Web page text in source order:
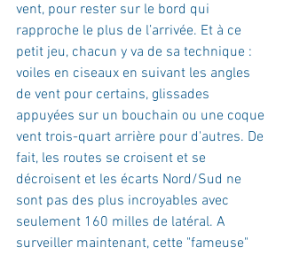
vent, pour rester sur le bord qui
rapproche le plus de l’arrivée. Et à ce
petit jeu, chacun y va de sa technique :
voiles en ciseaux en suivant les angles
de vent pour certains, glissades
appuyées sur un bouchain ou une coque
vent trois-quart arrière pour d'autres. De
fait, les routes se croisent et se
décroisent et les écarts Nord/Sud ne
sont pas des plus incroyables avec
seulement 160 milles de latéral. A
surveiller maintenant, cette "fameuse"